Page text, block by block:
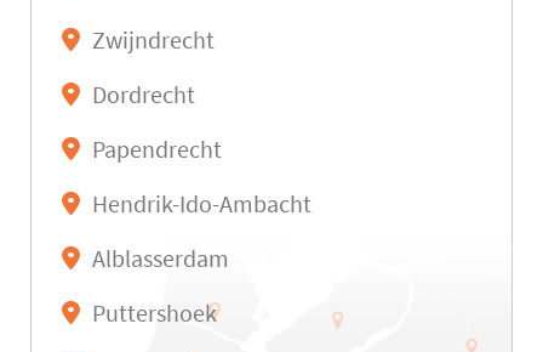
Zwijndrecht
Dordrecht
Papendrecht
Hendrik-Ido-Ambacht
Alblasserdam
Puttershoek